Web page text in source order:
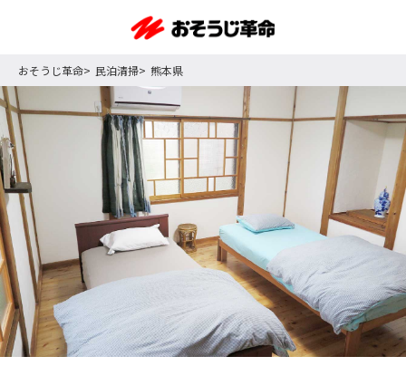
おそうじ革命 民泊清掃 熊本県